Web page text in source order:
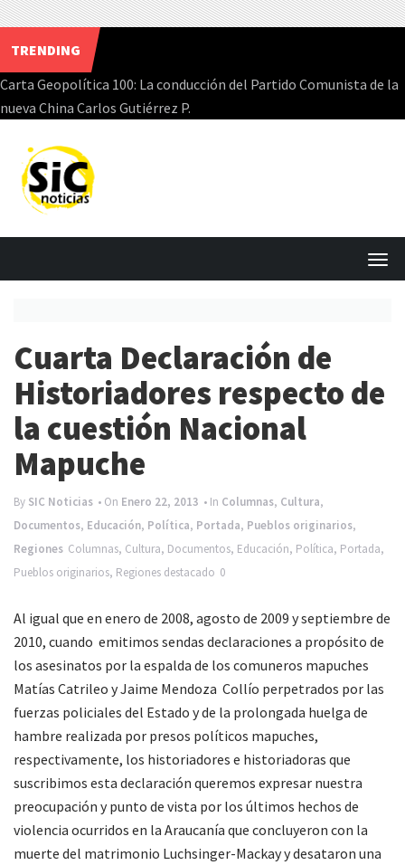
TRENDING
Carta Geopolítica 100: La conducción del Partido Comunista de la
nueva China Carlos Gutiérrez P.
Skip
to
content
T
l
e
g
t
i
o
Cuarta Declaración de
Historiadores respecto de
la cuestión Nacional
Mapuche
By SIC Noticias • On Enero 22, 2013 • In Columnas, Cultura,
Documentos, Educación, Política, Portada, Pueblos originarios,
Regiones Columnas, Cultura, Documentos, Educación, Política, Portada,
Pueblos originarios, Regiones destacado 0
Al igual que en enero de 2008, agosto de 2009 y septiembre de
2010, cuando emitimos sendas declaraciones a propósito de
los asesinatos por la espalda de los comuneros mapuches
Matías Catrileo y Jaime Mendoza Collío perpetrados por las
fuerzas policiales del Estado y de la prolongada huelga de
hambre realizada por presos políticos mapuches,
respectivamente, los historiadores e historiadoras que
suscribimos esta declaración queremos expresar nuestra
preocupación y punto de vista por los últimos hechos de
violencia ocurridos en la Araucanía que concluyeron con la
muerte del matrimonio Luchsinger-Mackay y desataron una